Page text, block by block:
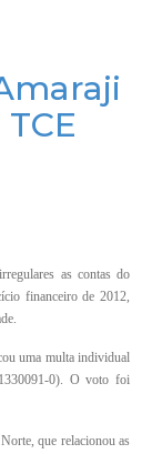
as contas do
financeiro de 2012,
uma multa individual
0). O voto foi
que relacionou as